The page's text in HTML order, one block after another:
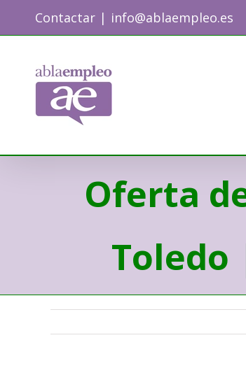
Contactar | info@ablaempleo.es
Oferta
Toledo